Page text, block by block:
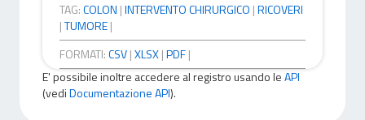
TAG:COLON |INTERVENTO CHIRURGICO |RICOVERI
|TUMORE|
FORMATI:CSV|XLSX|PDF|
E' possibile inoltre accedere al registro usando leAPI
(vediDocumentazione API).